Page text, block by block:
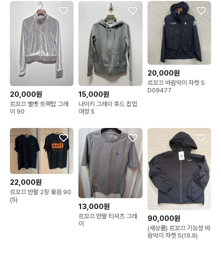
20,000원
르꼬끄 벨벳 트랙탑 그레
이 90
15,000원
나이키 그레이 후드 집업
여성 S
20,000원
르꼬끄 바람막이 자켓 S
D09477
22,000원
르꼬끄 반팔 2장 묶음 90
(S)
13,000원
르꼬끄 반팔 티셔츠 그레
이
90,000원
(새상품) 르꼬끄 기능성 바
람막이 자켓 S(19.9)